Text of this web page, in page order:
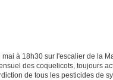
à 18h30 sur l'escalier de la
des coquelicots, toujours
de tous les pesticides de synthèse.